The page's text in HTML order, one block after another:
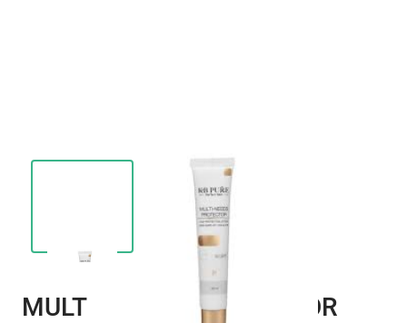
MULTI- NEEDS PROTECTOR